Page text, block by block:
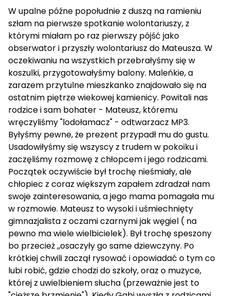
W upalne późne popołudnie z duszą na ramieniu
szłam na pierwsze spotkanie wolontariuszy, z
którymi miałam po raz pierwszy pójść jako
obserwator i przyszły wolontariusz do Mateusza. W
oczekiwaniu na wszystkich przebrałyśmy się w
koszulki, przygotowałyśmy balony. Maleńkie, a
zarazem przytulne mieszkanko znajdowało się na
ostatnim piętrze wiekowej kamienicy. Powitali nas
rodzice i sam bohater - Mateusz, któremu
wręczyliśmy "lodołamacz" - odtwarzacz MP3.
Byłyśmy pewne, że prezent przypadł mu do gustu.
Usadowiłyśmy się wszyscy z trudem w pokoiku i
zaczęliśmy rozmowę z chłopcem i jego rodzicami.
Początek oczywiście był trochę nieśmiały, ale
chłopiec z coraz większym zapałem zdradzał nam
swoje zainteresowania, a jego mama pomagała mu
w rozmowie. Mateusz to wysoki i uśmiechnięty
gimnazjalista z oczami czarnymi jak węgiel ( na
pewno ma wiele wielbicielek). Był trochę speszony
bo przecież ,,osaczyły go same dziewczyny. Po
krótkiej chwili zaczął rysować i opowiadać o tym co
lubi robić, gdzie chodzi do szkoły, oraz o muzyce,
której z uwielbieniem słucha (przeważnie jest to